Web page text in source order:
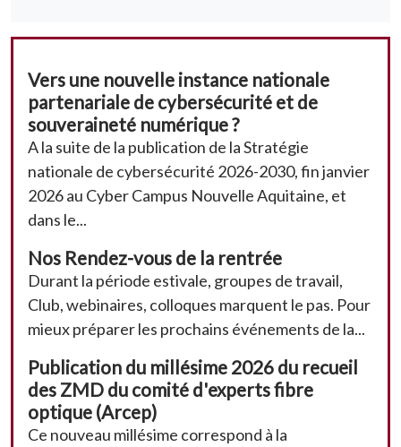
Vers une nouvelle instance nationale
partenariale de cybersécurité et de
souveraineté numérique ?
A la suite de la publication de la Stratégie
nationale de cybersécurité 2026-2030, fin janvier
2026 au Cyber Campus Nouvelle Aquitaine, et
dans le...
Nos Rendez-vous de la rentrée
Durant la période estivale, groupes de travail,
Club, webinaires, colloques marquent le pas. Pour
mieux préparer les prochains événements de la...
Publication du millésime 2026 du recueil
des ZMD du comité d'experts fibre
optique (Arcep)
Ce nouveau millésime correspond à la